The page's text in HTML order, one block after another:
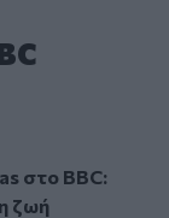
στο BBC: Νιώθω
στο BBC:
ζωή